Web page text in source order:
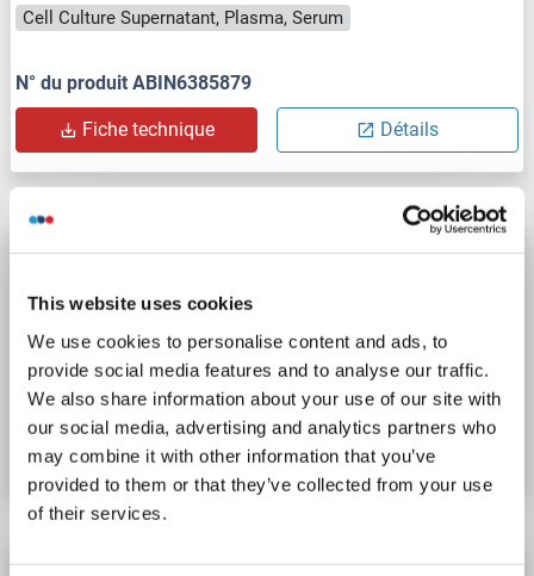
This website uses cookies
We use cookies to personalise content and ads, to
provide social media features and to analyse our traffic.
We also share information about your use of our site with
our social media, advertising and analytics partners who
may combine it with other information that you’ve
provided to them or that they’ve collected from your use
of their services.
Cell Culture Supernatant, Plasma, Serum
N° du produit ABIN6385879
Fiche technique Détails
GLA Kit ELISA
GLA Reactivité: Humain Colorimetric
0.156-10 ng/mL
Serum, Tissue Homogenate
N° du produit ABIN454211
Fiche technique Détails